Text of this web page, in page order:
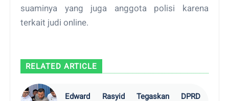
suaminya yang juga anggota polisi karena
terkait judi online.
RELATED ARTICLE
Edward Rasyid Tegaskan DPRD